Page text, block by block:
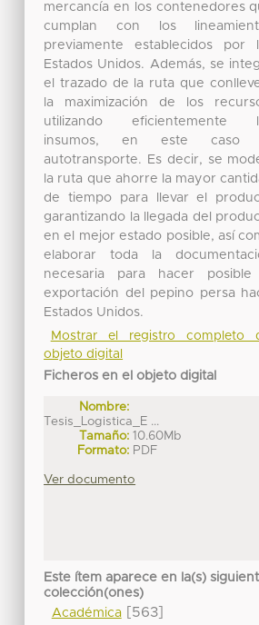
mercancía en los contenedores
cumplan con los
previamente establecidos por
Estados Unidos. Además, se
el trazado de la ruta que
la maximización de los
utilizando eficientemente
insumos, en este caso
autotransporte. Es decir, se
la ruta que ahorre la mayor
de tiempo para llevar el
garantizando la llegada del
en el mejor estado posible, así
elaborar toda la
necesaria para hacer posible
exportación del pepino persa
Estados Unidos.
Mostrar el registro completo
objeto digital
Ficheros en el objeto digital
Nombre:
Tesis_Logistica_E ...
Tamaño: 10.60Mb
Formato: PDF
Ver documento
Este ítem aparece en la(s)
colección(ones)
Académica[563]